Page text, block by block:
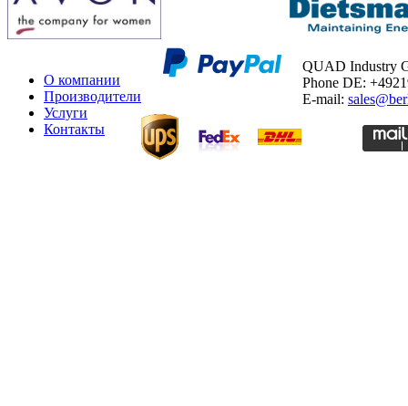
О компании
Производители
Услуги
Контакты
QUAD Industry
Phone DE:
E-mail: